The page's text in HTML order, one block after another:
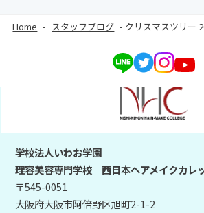
Home - スタッフブログ - クリスマスツリー
学校法人いわお学園
理容美容専門学校 西日本ヘアメイクカレ
〒545-0051
大阪府大阪市阿倍野区旭町2-1-2